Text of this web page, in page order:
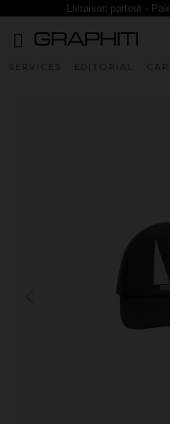
Livraison partout -
SERVICES EDITORIAL